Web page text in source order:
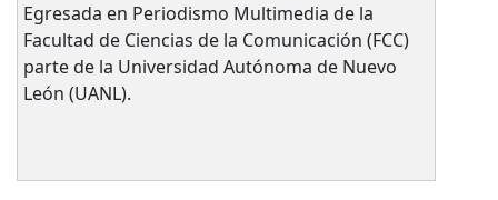
Egresada en Periodismo Multimedia de la
Facultad de Ciencias de la Comunicación (FCC)
parte de la Universidad Autónoma de Nuevo
León (UANL).